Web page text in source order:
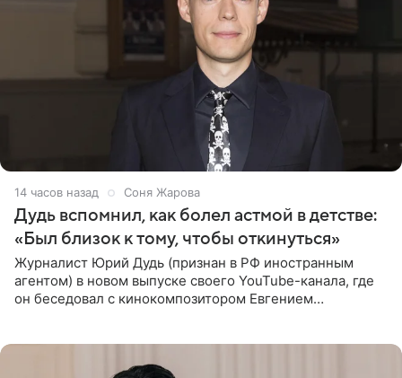
14 часов назад Соня Жарова
Дудь вспомнил, как болел астмой в детстве:
«Был близок к тому, чтобы откинуться»
Журналист Юрий Дудь (признан в РФ иностранным
агентом) в новом выпуске своего YouTube-канала, где
он беседовал с кинокомпозитором Евгением